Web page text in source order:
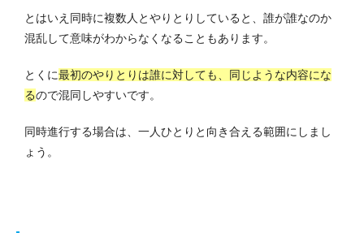
とはいえ同時に複数人とやりとりしていると、誰が誰なのか
混乱して意味がわからなくなることもあります。
とくに最初のやりとりは誰に対しても、同じような内容にな
るので混同しやすいです。
同時進行する場合は、一人ひとりと向き合える範囲にしまし
ょう。